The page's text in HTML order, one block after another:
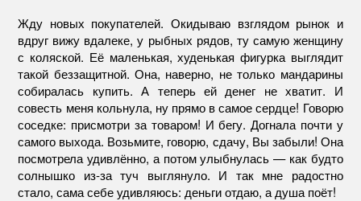
Жду новых покупателей. Окидываю взглядом рынок и
вдруг вижу вдалеке, у рыбных рядов, ту самую женщину
с коляской. Её маленькая, худенькая фигурка выглядит
такой беззащитной. Она, наверно, не только мандарины
собиралась купить. А теперь ей денег не хватит. И
совесть меня кольнула, ну прямо в самое сердце! Говорю
соседке: присмотри за товаром! И бегу. Догнала почти у
самого выхода. Возьмите, говорю, сдачу, Вы забыли! Она
посмотрела удивлённо, а потом улыбнулась — как будто
солнышко из-за туч выглянуло. И так мне радостно
стало, сама себе удивляюсь: деньги отдаю, а душа поёт!